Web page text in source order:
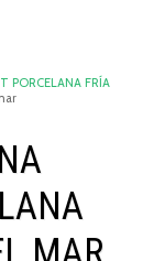
PORCELANA FRÍA
MAR